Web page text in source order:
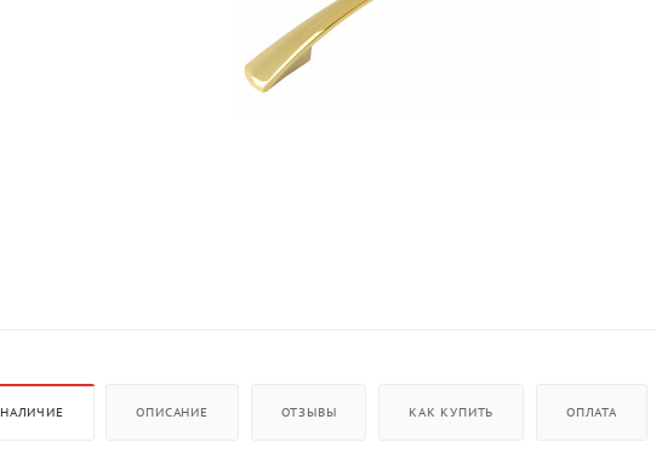
НАЛИЧИЕ ОПИСАНИЕ ОТЗЫВЫ КАК КУПИТЬ ОПЛАТА